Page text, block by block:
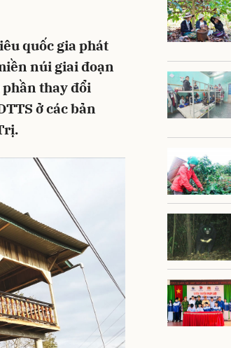
quốc gia phát
núi giai đoạn
phần thay đổi
ở các bản
Gửi